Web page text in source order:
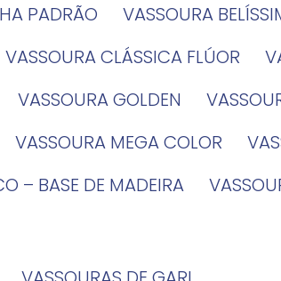
PADRÃO VASSOURA
VASSOURA CLÁSSICA FLÚOR
VASSOURA GOLDEN
VASSOURA MEGA COLOR
– BASE DE MADEIRA